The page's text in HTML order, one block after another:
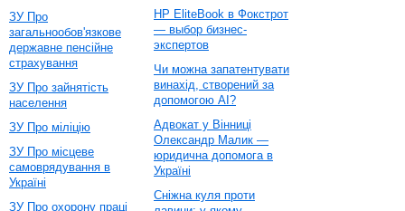
ЗУ Про
загальнообов'язкове
державне пенсійне
страхування
ЗУ Про зайнятість
населення
ЗУ Про міліцію
ЗУ Про місцеве
самоврядування в
Україні
ЗУ Про охорону праці
HP EliteBook в Фокстрот
— выбор бизнес-
экспертов
Чи можна запатентувати
винахід, створений за
допомогою AI?
Адвокат у Вінниці
Олександр Малик —
юридична допомога в
Україні
Сніжна куля проти